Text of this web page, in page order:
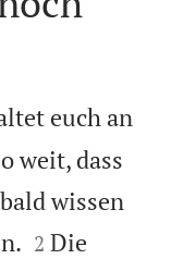
euch an
weit, dass
wissen


2 Die